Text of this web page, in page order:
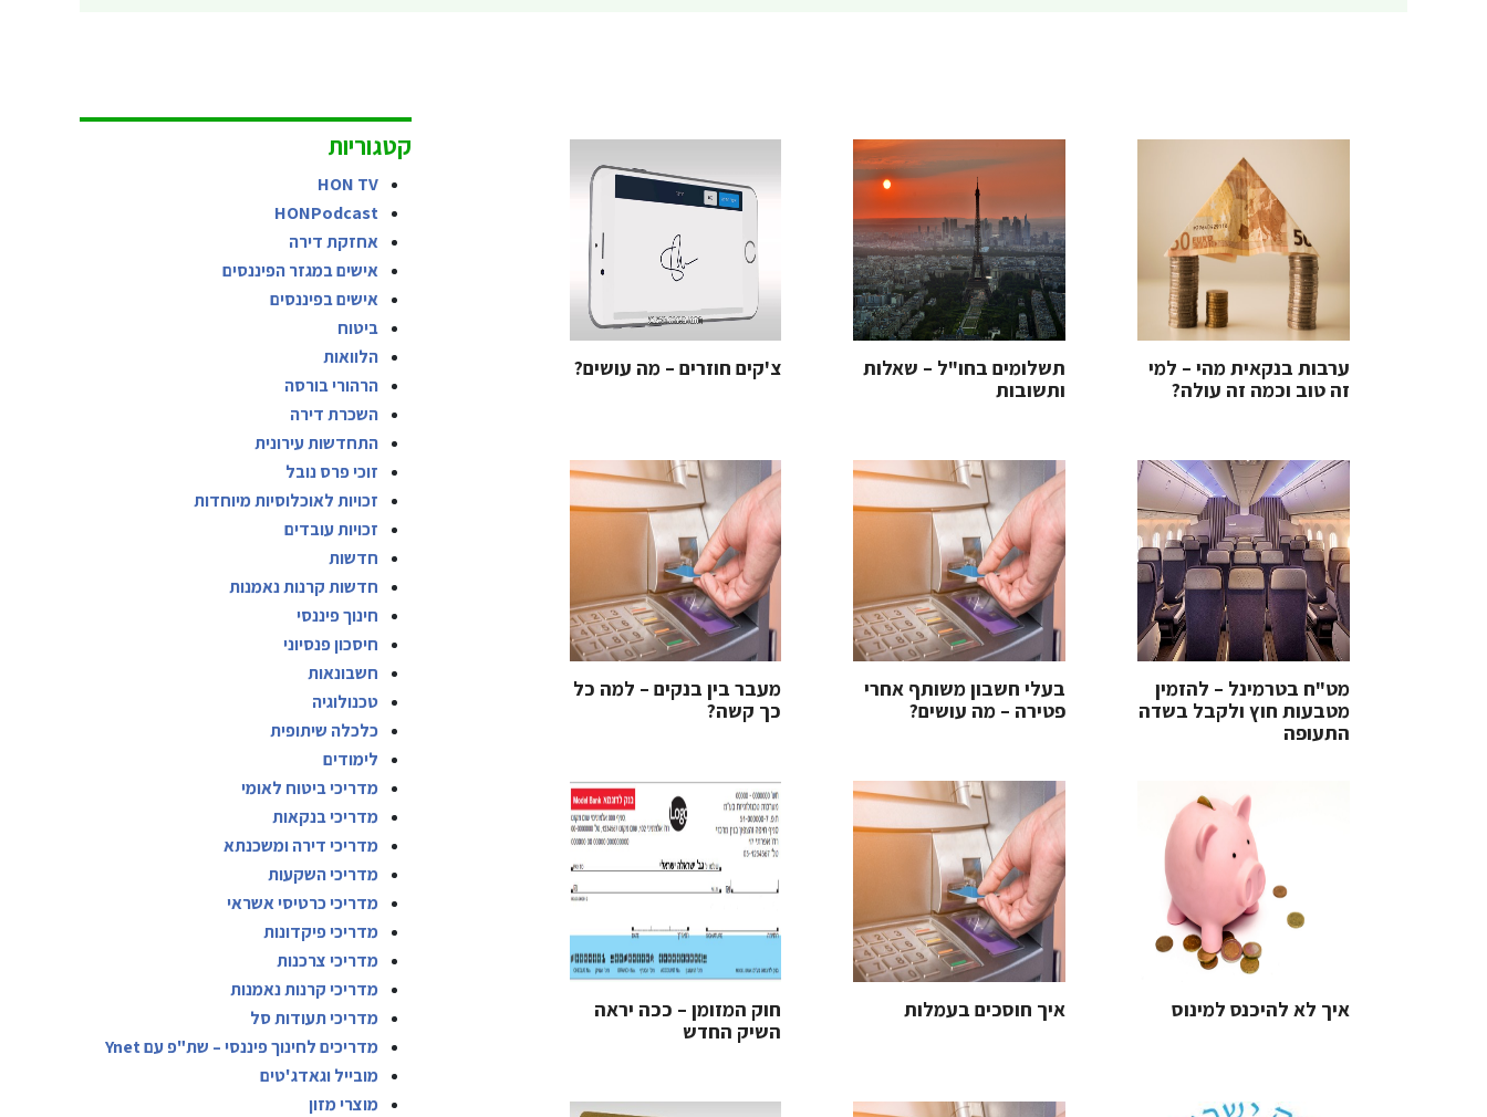
ערבות בנקאית מהי – למי
זה טוב וכמה זה עולה?
תשלומים בחו"ל – שאלות
ותשובות
צ'קים חוזרים – מה עושים?
מט"ח בטרמינל – להזמין
מטבעות חוץ ולקבל בשדה
התעופה
בעלי חשבון משותף אחרי
פטירה – מה עושים?
מעבר בין בנקים – למה כל
כך קשה?
איך לא להיכנס למינוס איך חוסכים בעמלות
חוק המזומן – ככה יראה
השיק החדש
קטגוריות
HON TV
HONPodcast
אחזקת דירה
אישים במגזר הפיננסים
אישים בפיננסים
ביטוח
הלוואות
הרהורי בורסה
השכרת דירה
התחדשות עירונית
זוכי פרס נובל
זכויות לאוכלוסיות מיוחדות
זכויות עובדים
חדשות
חדשות קרנות נאמנות
חינוך פיננסי
חיסכון פנסיוני
חשבונאות
טכנולוגיה
כלכלה שיתופית
לימודים
מדריכי ביטוח לאומי
מדריכי בנקאות
מדריכי דירה ומשכנתא
מדריכי השקעות
מדריכי כרטיסי אשראי
מדריכי פיקדונות
מדריכי צרכנות
מדריכי קרנות נאמנות
מדריכי תעודות סל
מדריכים לחינוך פיננסי – שת"פ עם Ynet
מובייל וגאדג'טים
מוצרי מזון